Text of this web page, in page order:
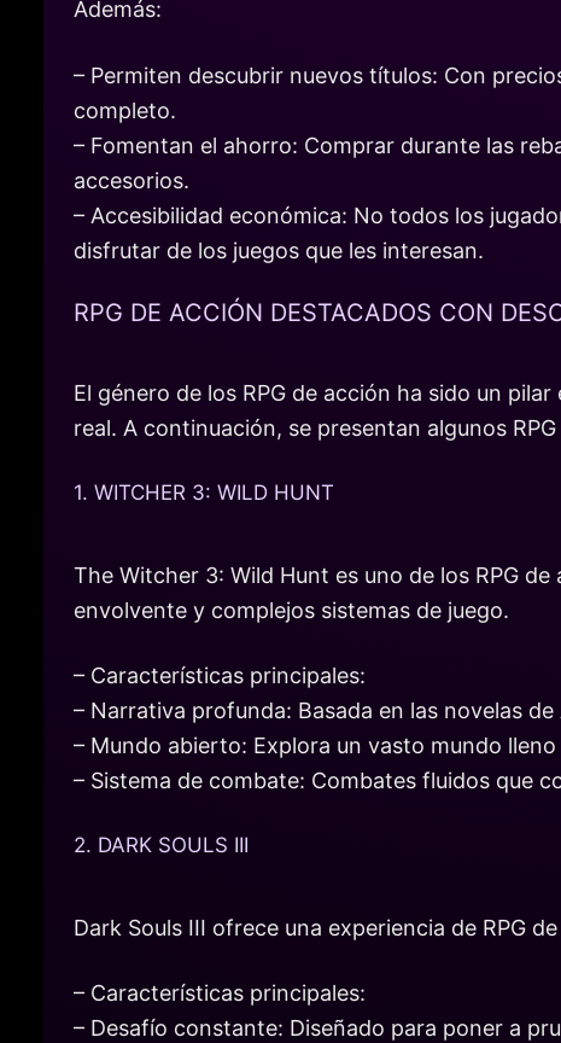
Además:
– Permiten descubrir nuevos títulos: Con
completo.
– Fomentan el ahorro: Comprar durante las
accesorios.
– Accesibilidad económica: No todos los
disfrutar de los juegos que les interesan.
RPG DE ACCIÓN DESTACADOS CON
El género de los RPG de acción ha sido un
real. A continuación, se presentan algunos
1. WITCHER 3: WILD HUNT
The Witcher 3: Wild Hunt es uno de los RPG
envolvente y complejos sistemas de juego.
– Características principales:
– Narrativa profunda: Basada en las novelas
– Mundo abierto: Explora un vasto mundo
– Sistema de combate: Combates fluidos que
2. DARK SOULS III
Dark Souls III ofrece una experiencia de RPG
– Características principales:
– Desafío constante: Diseñado para poner a